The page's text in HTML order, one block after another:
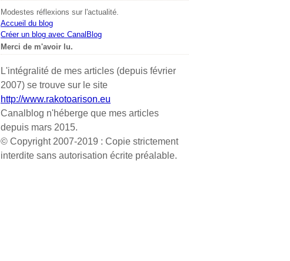
Modestes réflexions sur l'actualité.
Accueil du blog
Créer un blog avec CanalBlog
Merci de m'avoir lu.
L'intégralité de mes articles (depuis février
2007) se trouve sur le site
http://www.rakotoarison.eu
Canalblog n'héberge que mes articles
depuis mars 2015.
© Copyright 2007-2019 : Copie strictement
interdite sans autorisation écrite préalable.